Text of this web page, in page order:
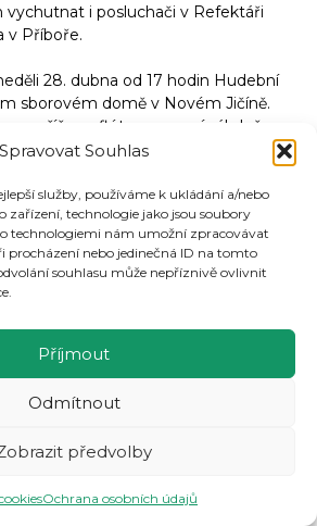
Spravovat Souhlas
služby, používáme k ukládání a/nebo
technologie jako jsou soubory
technologiemi nám umožní zpracovávat
procházení nebo jedinečná ID na tomto
souhlasu může nepříznivě ovlivnit
Příjmout
Odmítnout
předvolby
Ochrana osobních údajů
vychutnat i posluchači v Refektáři
v Příboře.
28. dubna od 17 hodin Hudební
sborovém domě v Novém Jičíně.
na příčnou flétnu rozezní sál slečna
se mohou těšit na večer písní
MgA. Lukáše Poledny, Ph.D.
postižení umělci ve Frenštátě pod
nám v pátek 10. května od 17:00
Křtitele představí kytarové duo
v neděli 29. září slavnostním
instrumentálního souboru dobové
a baroka Musica Pro Sancta
Kříže za zrakově postižené
aktivity Zámku Kunín „Růže pro